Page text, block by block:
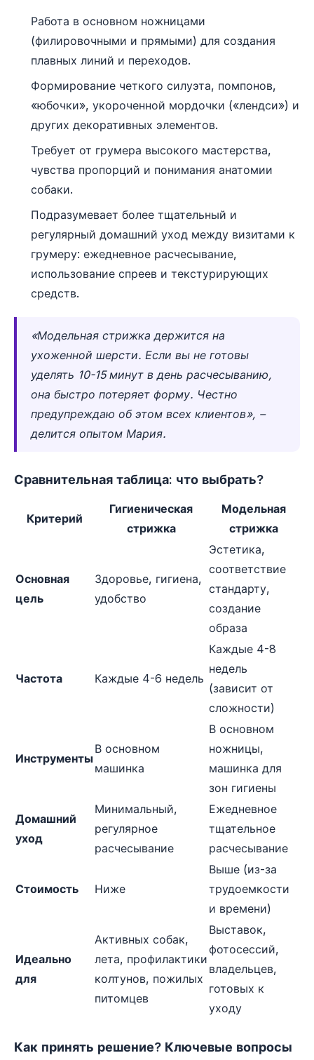
Работа в основном ножницами
(филировочными и прямыми) для создания
плавных линий и переходов.
Формирование четкого силуэта, помпонов,
«юбочки», укороченной мордочки («лендси») и
других декоративных элементов.
Требует от грумера высокого мастерства,
чувства пропорций и понимания анатомии
собаки.
Подразумевает более тщательный и
регулярный домашний уход между визитами к
грумеру: ежедневное расчесывание,
использование спреев и текстурирующих
средств.
«Модельная стрижка держится на
ухоженной шерсти. Если вы не готовы
уделять 10-15 минут в день расчесыванию,
она быстро потеряет форму. Честно
предупреждаю об этом всех клиентов», –
делится опытом Мария.
Сравнительная таблица: что выбрать?
Критерий
Гигиеническая
стрижка
Модельная
стрижка
Основная
цель
Здоровье, гигиена,
удобство
Эстетика,
соответствие
стандарту,
создание
образа
Частота Каждые 4-6 недель
Каждые 4-8
недель
(зависит от
сложности)
Инструменты
В основном
машинка
В основном
ножницы,
машинка для
зон гигиены
Домашний
уход
Минимальный,
регулярное
расчесывание
Ежедневное
тщательное
расчесывание
Стоимость Ниже
Выше (из-за
трудоемкости
и времени)
Идеально
для
Активных собак,
лета, профилактики
колтунов, пожилых
питомцев
Выставок,
фотосессий,
владельцев,
готовых к
уходу
Как принять решение? Ключевые вопросы